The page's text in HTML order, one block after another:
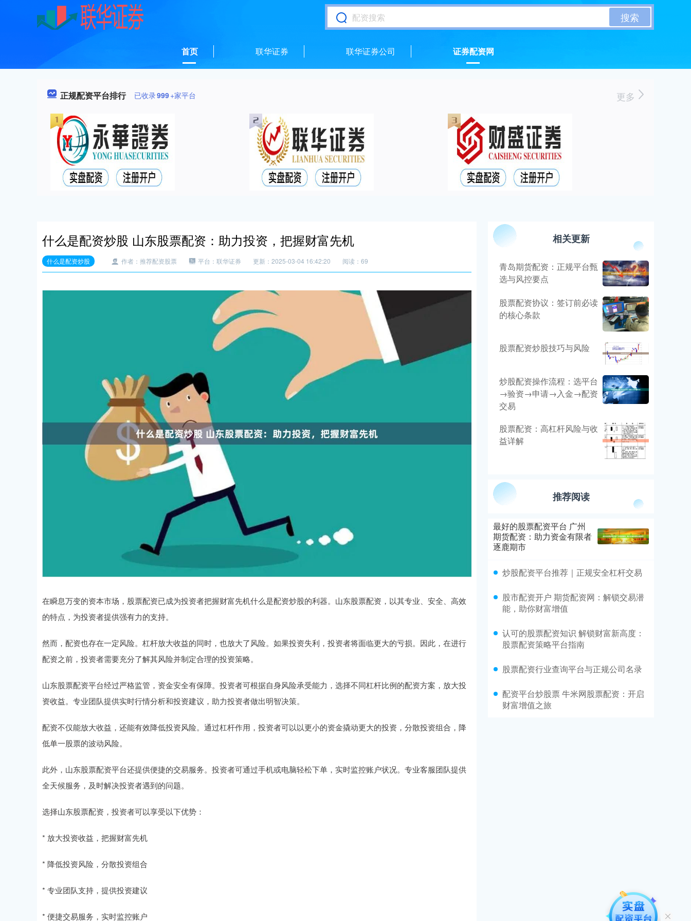
搜索
首页 联华证券 联华证券公司 证券配资网
正规配资平台排行 已收录999+家平台 更多
什么是配资炒股 山东股票配资：助力投资，把握财富先机
什么是配资炒股 作者：推荐配资股票 平台：联华证券 更新：2025-03-04 16:42:20 阅读：69
在瞬息万变的资本市场，股票配资已成为投资者把握财富先机什么是配资炒股的利器。山东股票配资，以其专业、安全、高效
的特点，为投资者提供强有力的支持。
然而，配资也存在一定风险。杠杆放大收益的同时，也放大了风险。如果投资失利，投资者将面临更大的亏损。因此，在进行
配资之前，投资者需要充分了解其风险并制定合理的投资策略。
山东股票配资平台经过严格监管，资金安全有保障。投资者可根据自身风险承受能力，选择不同杠杆比例的配资方案，放大投
资收益。专业团队提供实时行情分析和投资建议，助力投资者做出明智决策。
配资不仅能放大收益，还能有效降低投资风险。通过杠杆作用，投资者可以以更小的资金撬动更大的投资，分散投资组合，降
低单一股票的波动风险。
此外，山东股票配资平台还提供便捷的交易服务。投资者可通过手机或电脑轻松下单，实时监控账户状况。专业客服团队提供
全天候服务，及时解决投资者遇到的问题。
选择山东股票配资，投资者可以享受以下优势：
* 放大投资收益，把握财富先机
* 降低投资风险，分散投资组合
* 专业团队支持，提供投资建议
* 便捷交易服务，实时监控账户
相关更新
青岛期货配资：正规平台甄
选与风控要点
股票配资协议：签订前必读
的核心条款
股票配资炒股技巧与风险
炒股配资操作流程：选平台
→验资→申请→入金→配资
交易
股票配资：高杠杆风险与收
益详解
推荐阅读
最好的股票配资平台 广州
期货配资：助力资金有限者
逐鹿期市
炒股配资平台推荐｜正规安全杠杆交易
股市配资开户 期货配资网：解锁交易潜
能，助你财富增值
认可的股票配资知识 解锁财富新高度：
股票配资策略平台指南
股票配资行业查询平台与正规公司名录
配资平台炒股票 牛米网股票配资：开启
财富增值之旅